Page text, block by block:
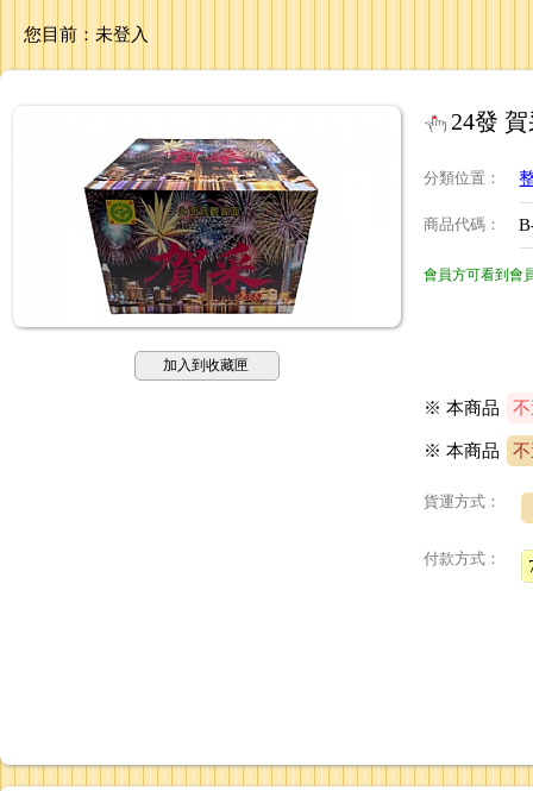
您目前： 未登入
加入到收藏匣
24發
分類位置 ：
商品代碼 ：
會員方可看到會
※ 本商品
※本商品
貨運方式：
付款方式：